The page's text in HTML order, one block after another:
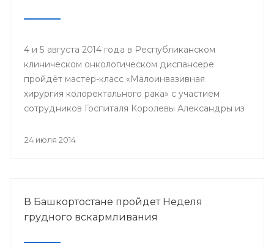
4 и 5 августа 2014 года в Республиканском
клиническом онкологическом диспансере
пройдёт мастер-класс «Малоинвазивная
хирургия колоректального рака» с участием
сотрудников Госпиталя Королевы Александры из
24 июля 2014
В Башкортостане пройдет Неделя
грудного вскармливания